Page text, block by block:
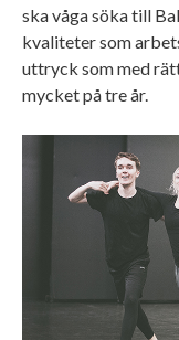
ska våga söka till
kvaliteter som
uttryck som med
mycket på tre år.